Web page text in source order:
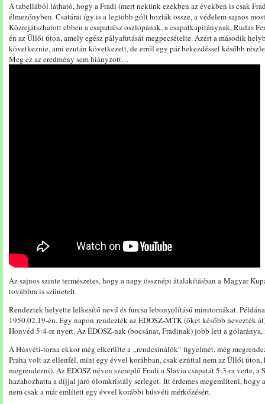
A tabellából látható, hogy a Fradi (mert nekünk ezekben az években is csak
élmezőnyben. Csatárai így is a legtöbb gólt hozták össze, a védelem sajnos
Közrejátszhatott ebben a csapatrész oszlopának, a csapatkapitánynak, Rudas
én az Üllői úton, amely egész pályafutását megpecsételte. Azért a második
következnie, ami ezután következett, de erről egy pár bekezdéssel később
Meg ez az eredmény sem hiányzott…
Az sajnos szinte természetes, hogy a nagy össznépi átalakításban a Magyar
továbbra is szünetelt.
Rendeztek helyette lelkesítő nevű és furcsa lebonyolítású minitornákat.
1950.02.19-én. Egy napon rendezték az ÉDOSZ-MTK (őket később nevezték
Honvéd 5:4-re nyert. Az ÉDOSZ-nak (bocsánat, Fradinak) jobb lett a
A Húsvéti-torna ekkor még elkerülte a „rendcsinálók” figyelmét, még
Praha volt az ellenfél, mint egy évvel korábban, csak ezúttal nem az Üllői úton,
megrendezni). Az ÉDOSZ néven szereplő Fradi a Slavia csapatát 5:3-ra verte,
hazahozhatta a díjjal járó ólomkristály serleget. Itt érdemes megemlíteni, hogy
nem csak a már említett egy évvel korábbi húsvéti mérkőzésért.